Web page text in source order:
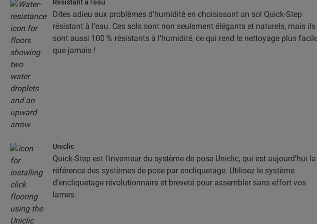
Résistant à l’eau
Dites adieu aux problèmes d’humidité en choisissant un sol Quick-Step
résistant à l’eau. Ces sols sont non seulement élégants et naturels, mais ils
sont aussi 100 % résistants à l’humidité, ce qui rend le nettoyage plus
que jamais !
Uniclic
Quick-Step est l’inventeur du système de pose Uniclic, qui est aujourd’hui la
référence des systèmes de pose par encliquetage. Utilisez le système
d’encliquetage révolutionnaire et breveté pour assembler sans effort vos
lames.